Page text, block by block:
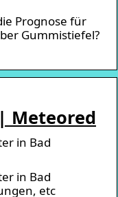
Prognose für
Gummistiefel?
Meteored
in Bad
in Bad
etc